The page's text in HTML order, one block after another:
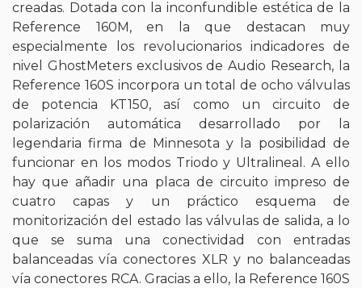
creadas. Dotada con la inconfundible estética de la
Reference 160M, en la que destacan muy
especialmente los revolucionarios indicadores de
nivel GhostMeters exclusivos de Audio Research, la
Reference 160S incorpora un total de ocho válvulas
de potencia KT150, así como un circuito de
polarización automática desarrollado por la
legendaria firma de Minnesota y la posibilidad de
funcionar en los modos Triodo y Ultralineal. A ello
hay que añadir una placa de circuito impreso de
cuatro capas y un práctico esquema de
monitorización del estado las válvulas de salida, a lo
que se suma una conectividad con entradas
balanceadas vía conectores XLR y no balanceadas
vía conectores RCA. Gracias a ello, la Reference 160S